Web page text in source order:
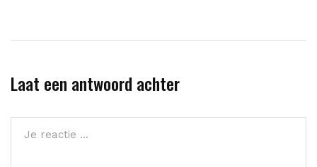
Laat een antwoord achter